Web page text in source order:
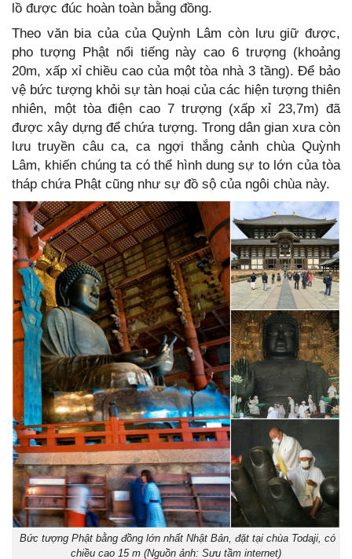
lồ được đúc hoàn toàn bằng đồng.
Theo văn bia của của Quỳnh Lâm còn lưu giữ được,
pho tượng Phật nổi tiếng này cao 6 trượng (khoảng
20m, xấp xỉ chiều cao của một tòa nhà 3 tầng). Để bảo
vệ bức tượng khỏi sự tàn hoại của các hiện tượng thiên
nhiên, một tòa điện cao 7 trượng (xấp xỉ 23,7m) đã
được xây dựng để chứa tượng. Trong dân gian xưa còn
lưu truyền câu ca, ca ngợi thắng cảnh chùa Quỳnh
Lâm, khiến chúng ta có thể hình dung sự to lớn của tòa
tháp chứa Phật cũng như sự đồ sộ của ngôi chùa này.
Bức tượng Phật bằng đồng lớn nhất Nhật Bản, đặt tại chùa Todaji, có
chiều cao 15 m (Nguồn ảnh: Sưu tầm internet)